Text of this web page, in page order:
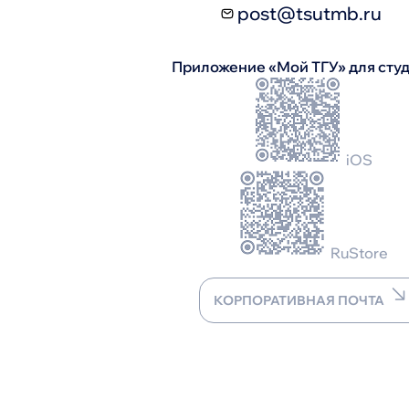
post@tsutmb.ru
Приложение «Мой ТГУ» для
iOS
RuStore
КОРПОРАТИВНАЯ ПОЧТА